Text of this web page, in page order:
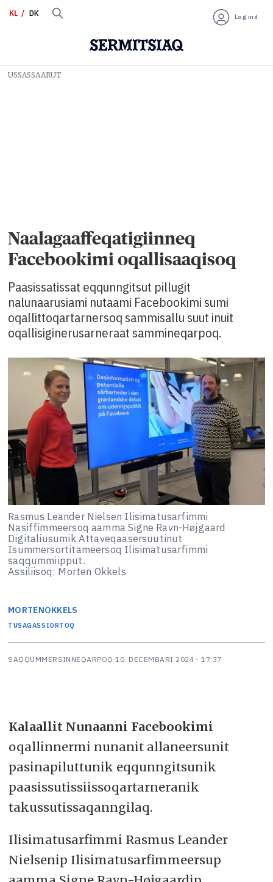
KL DK Log ind
USSASSAARUT
Naalagaaffeqatigiinneq
Facebookimi oqallisaaqisoq
Paasissatissat eqqunngitsut pillugit
nalunaarusiami nutaami Facebookimi sumi
oqallittoqartarnersoq sammisallu suut inuit
oqallisiginerusarneraat sammineqarpoq.
Rasmus Leander Nielsen Ilisimatusarfimmi
Nasiffimmeersoq aamma Signe Ravn-Højgaard
Digitaliusumik Attaveqaasersuutinut
Isummersortitameersoq Ilisimatusarfimmi
saqqummiipput.
Assiliisoq: Morten Okkels
MORTENOKKELS
TUSAGASSIORTOQ
SAQQUMMERSINNEQARPOQ 10. DECEMBARI 2024 - 17:37
Kalaallit Nunaanni Facebookimi
oqallinnermi nunanit allaneersunit
pasinapiluttunik eqqunngitsunik
paasissutissiissoqartarneranik
takussutissaqanngilaq.
Ilisimatusarfimmi Rasmus Leander
Nielsenip Ilisimatusarfimmeersup